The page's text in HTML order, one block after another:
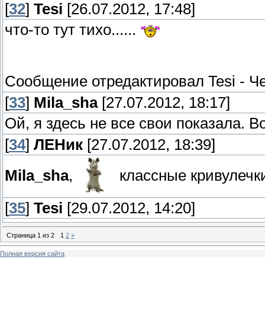
[32] Tesi [26.07.2012, 17:48]
что-то тут тихо......
Сообщение отредактировал Tesi -
[33] Mila_sha[27.07.2012, 18:17]
Ой, я здесь не все свои показала.
[34] ЛЕНик [27.07.2012, 18:39]
Mila_sha,
классные
[35] Tesi [29.07.2012, 14:20]
Страница 1 из 2 1 2 »
Полная версия сайта